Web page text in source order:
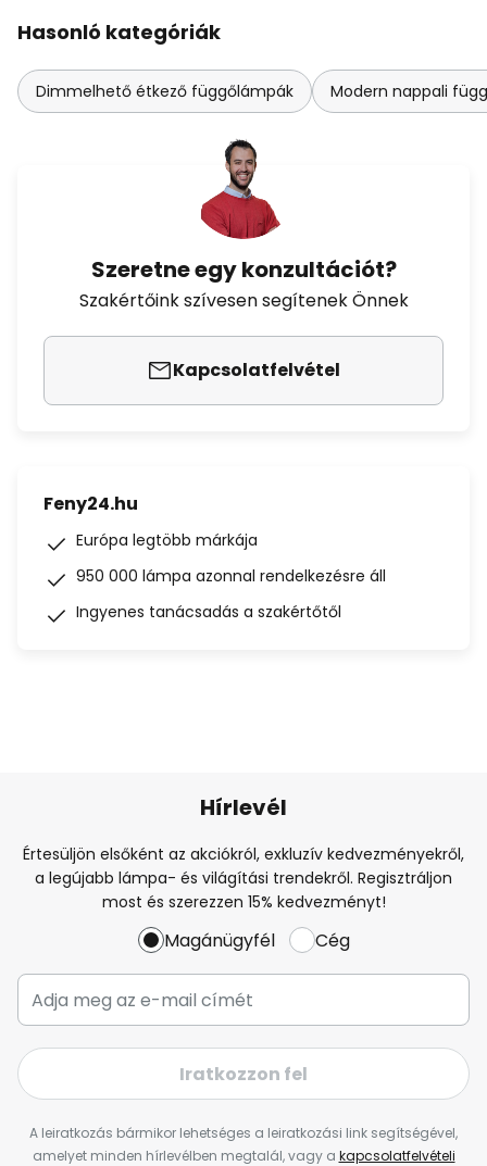
Hasonló kategóriák
Dimmelhető étkező függőlámpák Modern nappali
Szeretne egy konzultációt?
Szakértőink szívesen segítenek Önnek
Kapcsolatfelvétel
Feny24.hu
Európa legtöbb márkája
950 000 lámpa azonnal rendelkezésre áll
Ingyenes tanácsadás a szakértőtől
Hírlevél
Értesüljön elsőként az akciókról, exkluzív kedvezményekről,
a legújabb lámpa- és világítási trendekről. Regisztráljon
most és szerezzen 15% kedvezményt!
Magánügyfél Cég
Iratkozzon fel
A leiratkozás bármikor lehetséges a leiratkozási link segítségével,
amelyet minden hírlevélben megtalál, vagy a kapcsolatfelvételi